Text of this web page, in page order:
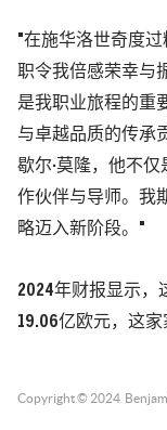
"在施华洛世奇度
职令我倍感荣幸与
是我职业旅程的重
与卓越品质的传承
歇尔·莫隆，他不
作伙伴与导师。我
略迈入新阶段。"
2024年财报显示，
19.06亿欧元，这
Copyright © 2024